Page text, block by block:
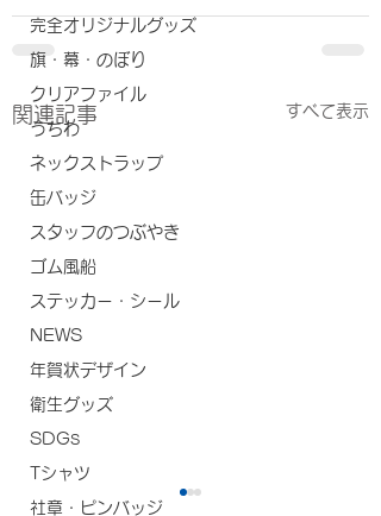
完全オリジナルグッズ
旗・幕・のぼり
クリアファイル
うちわ
ネックストラップ
缶バッジ
スタッフのつぶやき
ゴム風船
ステッカー・シール
NEWS
年賀状デザイン
衛生グッズ
SDGs
Tシャツ
社章・ピンバッジ
関連記事 すべて表示